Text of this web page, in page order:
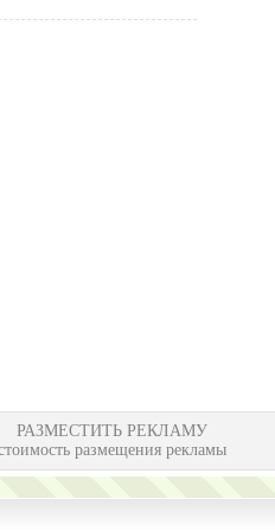
РАЗМЕСТИТЬ РЕКЛАМУ
размещения рекламы